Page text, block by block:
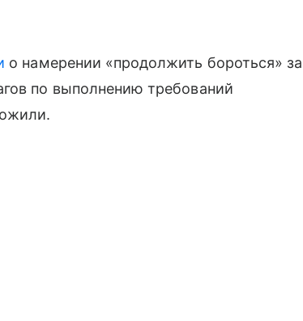
о намерении «продолжить бороться» за
по выполнению требований